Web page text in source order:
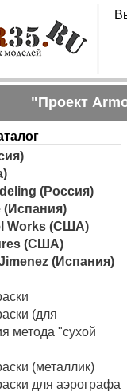
"Проект
(Россия)
(Испания)
Works (США)
(США)
(Испания)
(для
метода "сухой
(металлик)
для аэрографа